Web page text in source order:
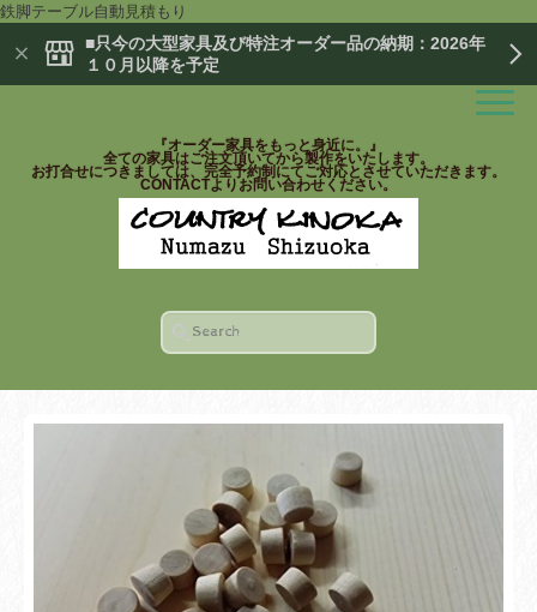
鉄脚テーブル自動見積もり
■只今の大型家具及び特注オーダー品の納期：2026年
１０月以降を予定
『オーダー家具をもっと身近に。』
全ての家具はご注文頂いてから製作をいたします。
お打合せにつきましては、完全予約制にてご対応とさせていただきます。
CONTACTよりお問い合わせください。